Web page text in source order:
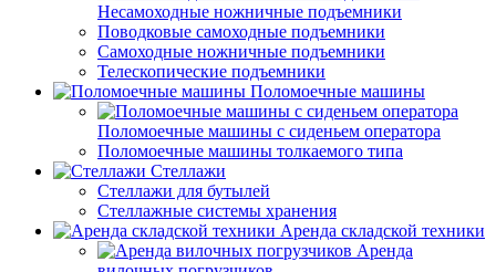
Несамоходные ножничные подъемники
Поводковые самоходные подъемники
Самоходные ножничные подъемники
Телескопические подъемники
Поломоечные машины
Поломоечные машины с сиденьем оператора
Поломоечные машины толкаемого типа
Стеллажи
Стеллажи для бутылей
Стеллажные системы хранения
Аренда складской техники
Аренда